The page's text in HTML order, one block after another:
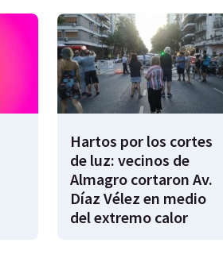
Hartos por los cortes
de luz: vecinos de
Almagro cortaron Av.
Díaz Vélez en medio
del extremo calor